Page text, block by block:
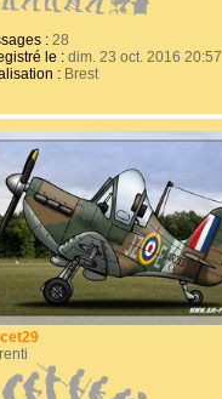
:28
le :dim. 23 oct. 2016 20:57
:Brest